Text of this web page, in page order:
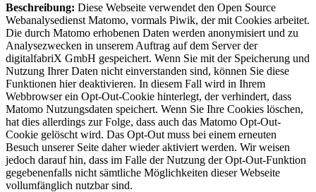
Beschreibung: Diese Webseite verwendet den Open Source
Webanalysedienst Matomo, vormals Piwik, der mit Cookies arbeitet.
Die durch Matomo erhobenen Daten werden anonymisiert und zu
Analysezwecken in unserem Auftrag auf dem Server der
digitalfabriX GmbH gespeichert. Wenn Sie mit der Speicherung und
Nutzung Ihrer Daten nicht einverstanden sind, können Sie diese
Funktionen hier deaktivieren. In diesem Fall wird in Ihrem
Webbrowser ein Opt-Out-Cookie hinterlegt, der verhindert, dass
Matomo Nutzungsdaten speichert. Wenn Sie Ihre Cookies löschen,
hat dies allerdings zur Folge, dass auch das Matomo Opt-Out-
Cookie gelöscht wird. Das Opt-Out muss bei einem erneuten
Besuch unserer Seite daher wieder aktiviert werden. Wir weisen
jedoch darauf hin, dass im Falle der Nutzung der Opt-Out-Funktion
gegebenenfalls nicht sämtliche Möglichkeiten dieser Webseite
vollumfänglich nutzbar sind.